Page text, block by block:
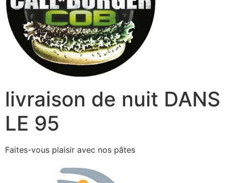
livraison de nuit DANS
LE 95
Faites-vous plaisir avec nos pâtes